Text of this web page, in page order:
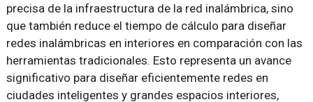
precisa de la infraestructura de la red inalámbrica, sino
que también reduce el tiempo de cálculo para diseñar
redes inalámbricas en interiores en comparación con las
herramientas tradicionales. Esto representa un avance
significativo para diseñar eficientemente redes en
ciudades inteligentes y grandes espacios interiores,